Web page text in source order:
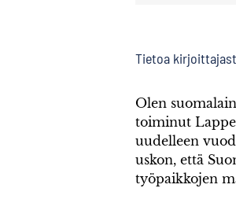
Tietoa
Olen
toiminut
uudelleen
uskon, että
työpaikkojen